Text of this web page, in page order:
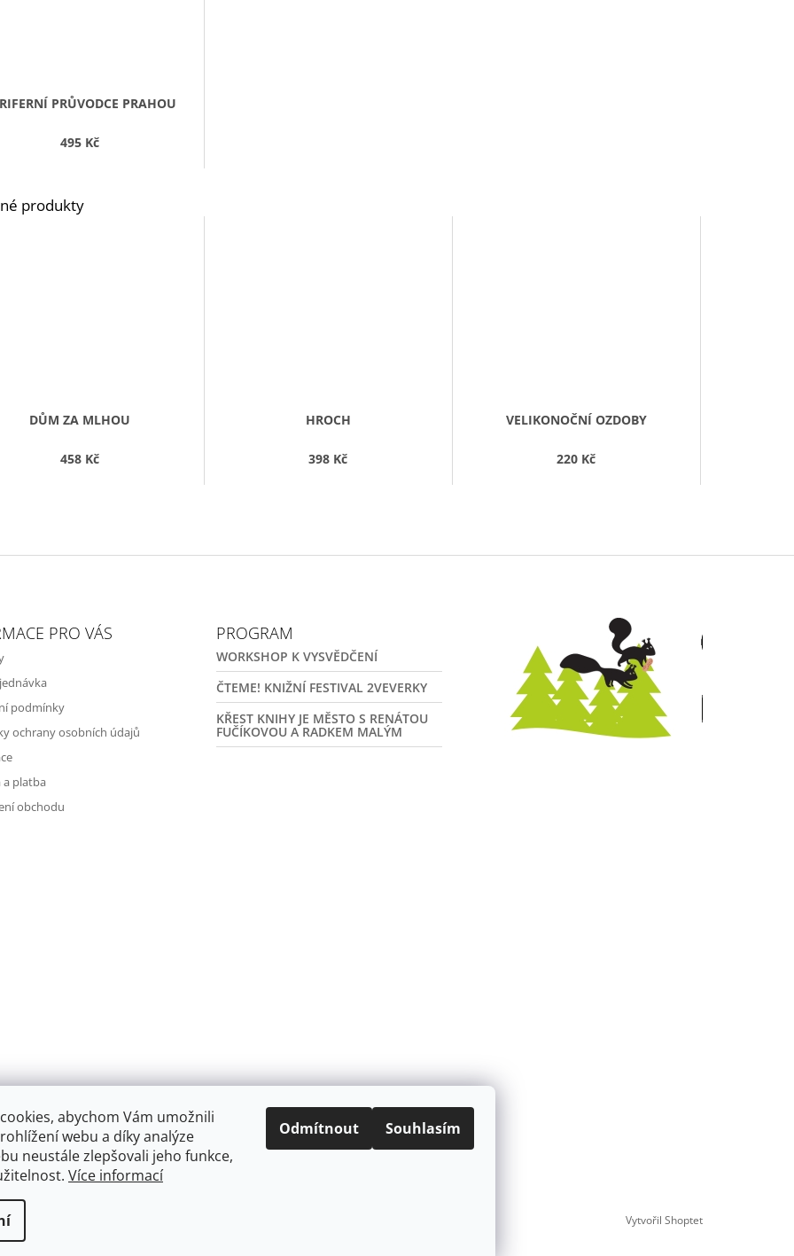
abychom Vám umožnili
webu a díky analýze
neustále zlepšovali jeho funkce,
Více informací
Odmítnout Souhlasím
PRŮVODCE PRAHOU
495 Kč
DŮM ZA MLHOU
458 Kč
HROCH
398 Kč
VELIKONOČNÍ OZDOBY
220 Kč
PRO VÁS
podmínky
ochrany osobních údajů
a platba
obchodu
PROGRAM
WORKSHOP K VYSVĚDČENÍ
ČTEME! KNIŽNÍ FESTIVAL 2VEVERKY
KŘEST KNIHY JE MĚSTO S RENÁTOU
FUČÍKOVOU A RADKEM MALÝM
Vytvořil Shoptet